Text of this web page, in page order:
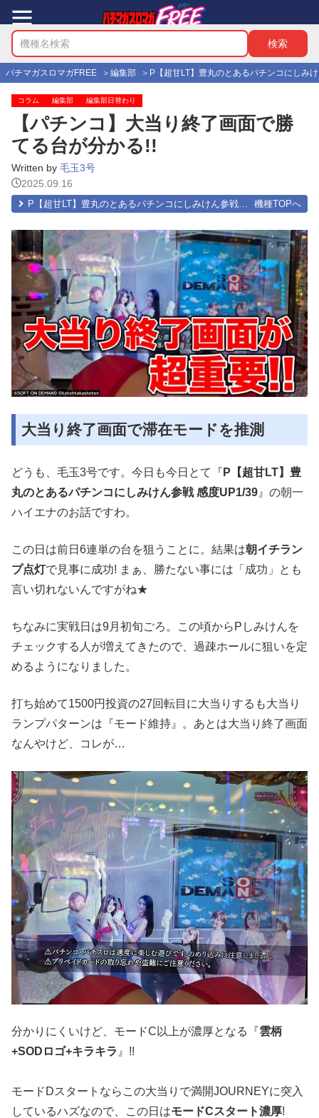
パチマガスロマガFREE 編集部 P【超甘LT】豊丸のとあるパチンコにしみ
コラム 編集部 編集部日替わり
【パチンコ】大当り終了画面で勝
てる台が分かる!!
Written by 毛玉3号
2025.09.16
P【超甘LT】豊丸のとあるパチンコにしみけん参戦 感度UP1/39
大当り終了画面で滞在モードを推測
どうも、毛玉3号です。今日も今日とて『 P【超甘LT】豊
丸のとあるパチンコにしみけん参戦 感度UP1/39 』の朝一
ハイエナのお話ですわ。
この日は前日6連単の台を狙うことに。結果は朝イチラン
プ点灯で見事に成功! まぁ、勝たない事には「成功」とも
言い切れないんですがね★
ちなみに実戦日は9月初旬ごろ。この頃からPしみけんを
チェックする人が増えてきたので、過疎ホールに狙いを定
めるようになりました。
打ち始めて1500円投資の27回転目に大当りするも大当り
ランプパターンは『モード維持』。あとは大当り終了画面
なんやけど、コレが…
分かりにくいけど、モードC以上が濃厚となる『雲柄
+SODロゴ+キラキラ 』!!
モードDスタートならこの大当りで満開JOURNEYに突入
しているハズなので、この日はモードCスタート濃厚!